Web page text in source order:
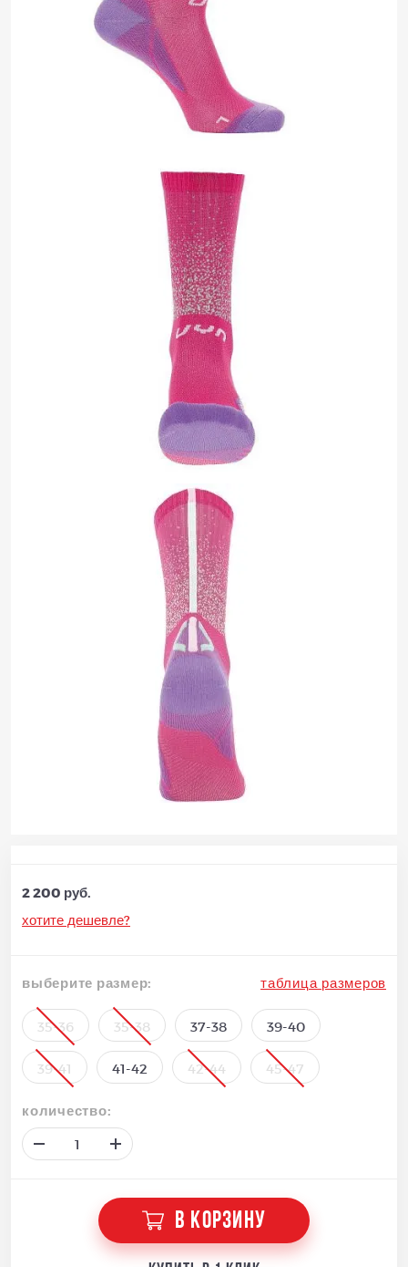
2 200 руб.
хотите дешевле?
выберите размер: таблица размеров
35-36 35-38 37-38 39-40
39-41 41-42 42-44 45-47
количество:
В КОРЗИНУ